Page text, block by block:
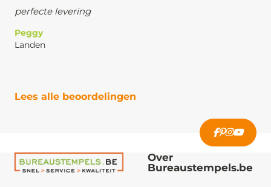
perfecte levering
Peggy
Landen
Lees alle beoordelingen
Over
Bureaustempels.be